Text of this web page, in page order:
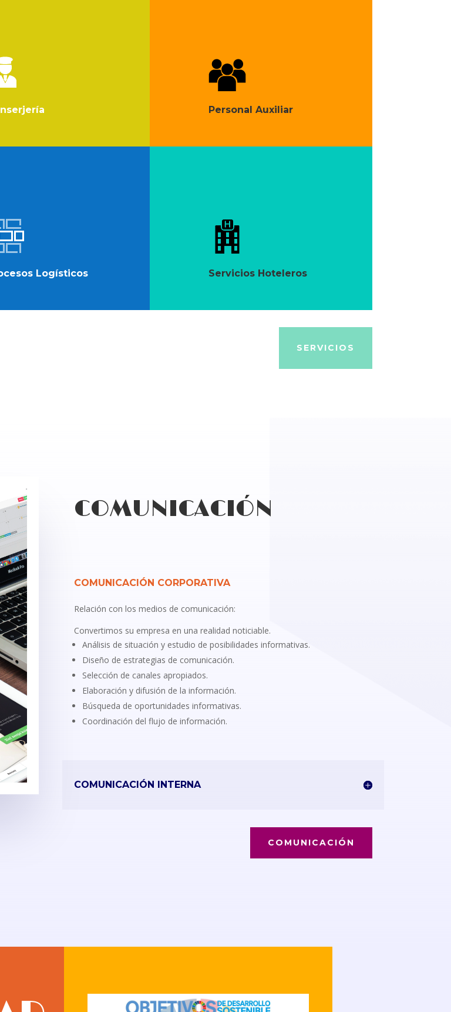
Personal Auxiliar
Logísticos Servicios Hoteleros
SERVICIOS
COMUNICACIÓN
COMUNICACIÓN CORPORATIVA
Relación con los medios de comunicación:
Convertimos su empresa en una realidad noticiable.
Análisis de situación y estudio de posibilidades informativas.
Diseño de estrategias de comunicación.
Selección de canales apropiados.
Elaboración y difusión de la información.
Búsqueda de oportunidades informativas.
Coordinación del flujo de información.
COMUNICACIÓN INTERNA
COMUNICACIÓN